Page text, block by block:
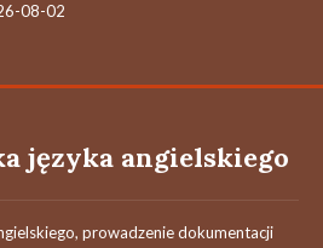
08-02
języka angielskiego
prowadzenie dokumentacji